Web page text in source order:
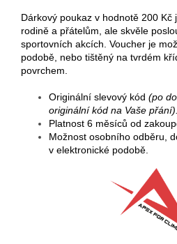
Dárkový poukaz v hodnotě 200 Kč
rodině a přátelům, ale skvěle
sportovních akcích. Voucher je
podobě, nebo tištěný na tvrdém
povrchem.
Originální slevový kód (po
originální kód na Vaše přání).
Platnost 6 měsíců od
Možnost osobního odběru,
v elektronické podobě.